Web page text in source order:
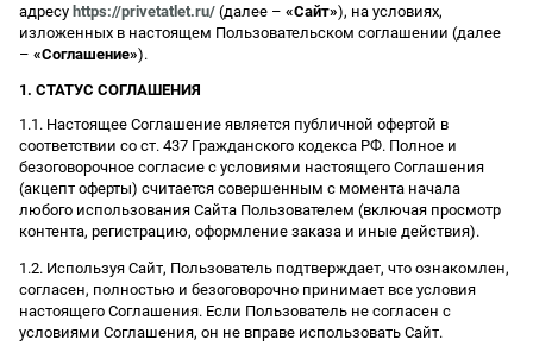
адресу https://privetatlet.ru/ (далее – «Сайт»), на условиях,
изложенных в настоящем Пользовательском соглашении (далее
– «Соглашение»).
1. СТАТУС СОГЛАШЕНИЯ
1.1. Настоящее Соглашение является публичной офертой в
соответствии со ст. 437 Гражданского кодекса РФ. Полное и
безоговорочное согласие с условиями настоящего Соглашения
(акцепт оферты) считается совершенным с момента начала
любого использования Сайта Пользователем (включая просмотр
контента, регистрацию, оформление заказа и иные действия).
1.2. Используя Сайт, Пользователь подтверждает, что ознакомлен,
согласен, полностью и безоговорочно принимает все условия
настоящего Соглашения. Если Пользователь не согласен с
условиями Соглашения, он не вправе использовать Сайт.